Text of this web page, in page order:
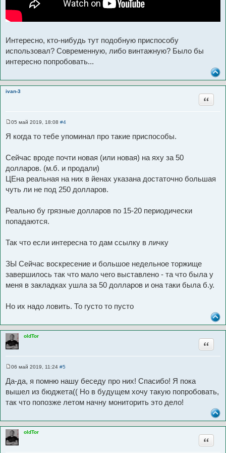
Интересно, кто-нибудь тут подобную приспособу
использовал? Современную, либо винтажную? Было бы
интересно попробовать...
ivan-3
Цитата
о
е
и
е
05 май 2019, 18:08 #4
Я когда то тебе упоминал про такие приспособы.
Сейчас вроде почти новая (или новая) на яху за 50
долларов. (м.б. и продали)
ЦЕна реальная на них в йенах указана достаточно большая
чуть ли не под 250 долларов.
Реально бу грязные долларов по 15-20 периодически
попадаются.
Так что если интересна то дам ссылку в личку
ЗЫ Сейчас воскресение и большое недельное торжище
завершилось так что мало чего выставлено - та что была у
меня в закладках ушла за 50 долларов и она таки была б.у.
Но их надо ловить. То густо то пусто
oldTor
Цитата
о
б
щ
е
е
06 май 2019, 11:24 #5
Да-да, я помню нашу беседу про них! Спасибо! Я пока
вышел из бюджета(( Но в будущем хочу такую попробовать,
так что попозже летом начну мониторить это дело!
oldTor
Цитата